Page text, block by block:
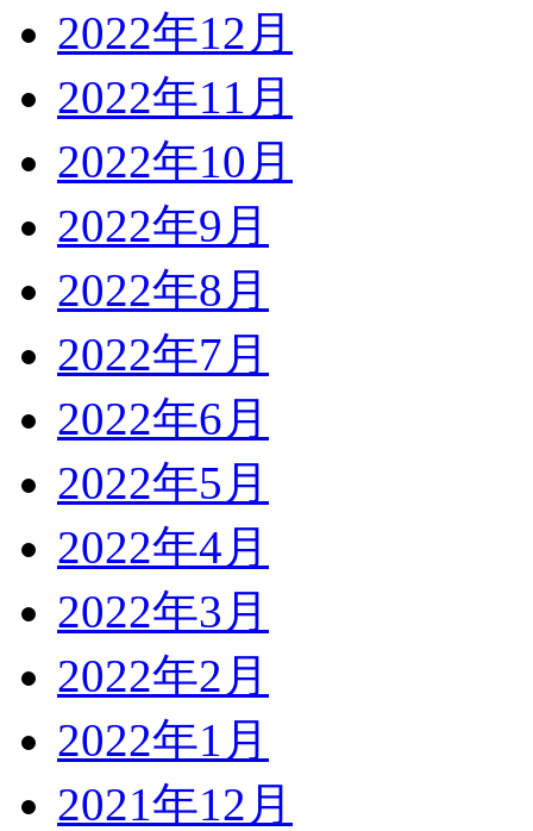
2022年12月
2022年11月
2022年10月
2022年9月
2022年8月
2022年7月
2022年6月
2022年5月
2022年4月
2022年3月
2022年2月
2022年1月
2021年12月